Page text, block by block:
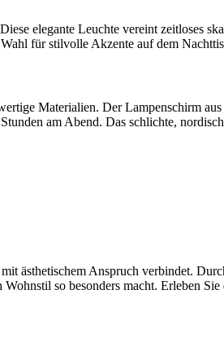
elegante Leuchte vereint zeitloses
für stilvolle Akzente auf dem
Materialien. Der Lampenschirm
am Abend. Das schlichte,
ästhetischem Anspruch verbindet.
so besonders macht. Erleben